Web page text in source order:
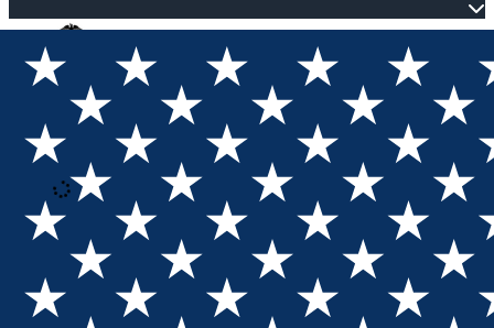
Open main menu
Loading
Sign In
Sign Up Free
Discover Târgoviște